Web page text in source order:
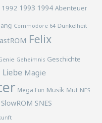
1992 1993 1994 Abenteuer
Commodore 64 Dunkelheit
Felix
Geheimnis Geschichte
Liebe Magie
Mega Fun Musik Mut NES
SlowROM SNES